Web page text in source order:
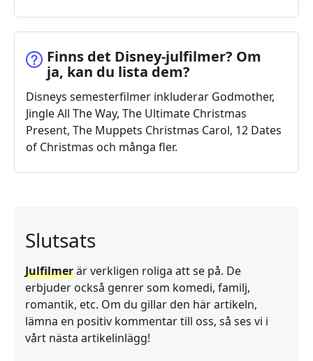
Finns det Disney-julfilmer? Om
ja, kan du lista dem?
Disneys semesterfilmer inkluderar Godmother,
Jingle All The Way, The Ultimate Christmas
Present, The Muppets Christmas Carol, 12 Dates
of Christmas och många fler.
Slutsats
Julfilmerär verkligen roliga att se på. De
erbjuder också genrer som komedi, familj,
romantik, etc. Om du gillar den här artikeln,
lämna en positiv kommentar till oss, så ses vi i
vårt nästa artikelinlägg!